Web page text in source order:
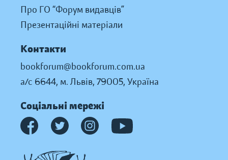
Про ГО “Форум видавців”
Презентаційні матеріали
Контакти
bookforum@bookforum.com.ua
а/с 6644, м. Львів, 79005, Україна
Соціальні мережі